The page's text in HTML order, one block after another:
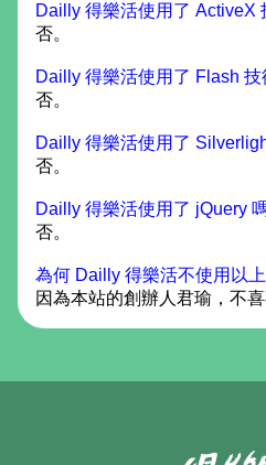
Dailly 得樂活使用了 ActiveX
否。
Dailly 得樂活使用了 Flash 技
否。
Dailly 得樂活使用了
否。
Dailly 得樂活使用了 jQuery
否。
為何 Dailly 得樂活不使用以
因為本站的創辦人君瑜，不喜